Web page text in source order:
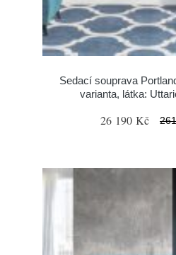
Sedací souprava
varianta, látka:
26 190 Kč